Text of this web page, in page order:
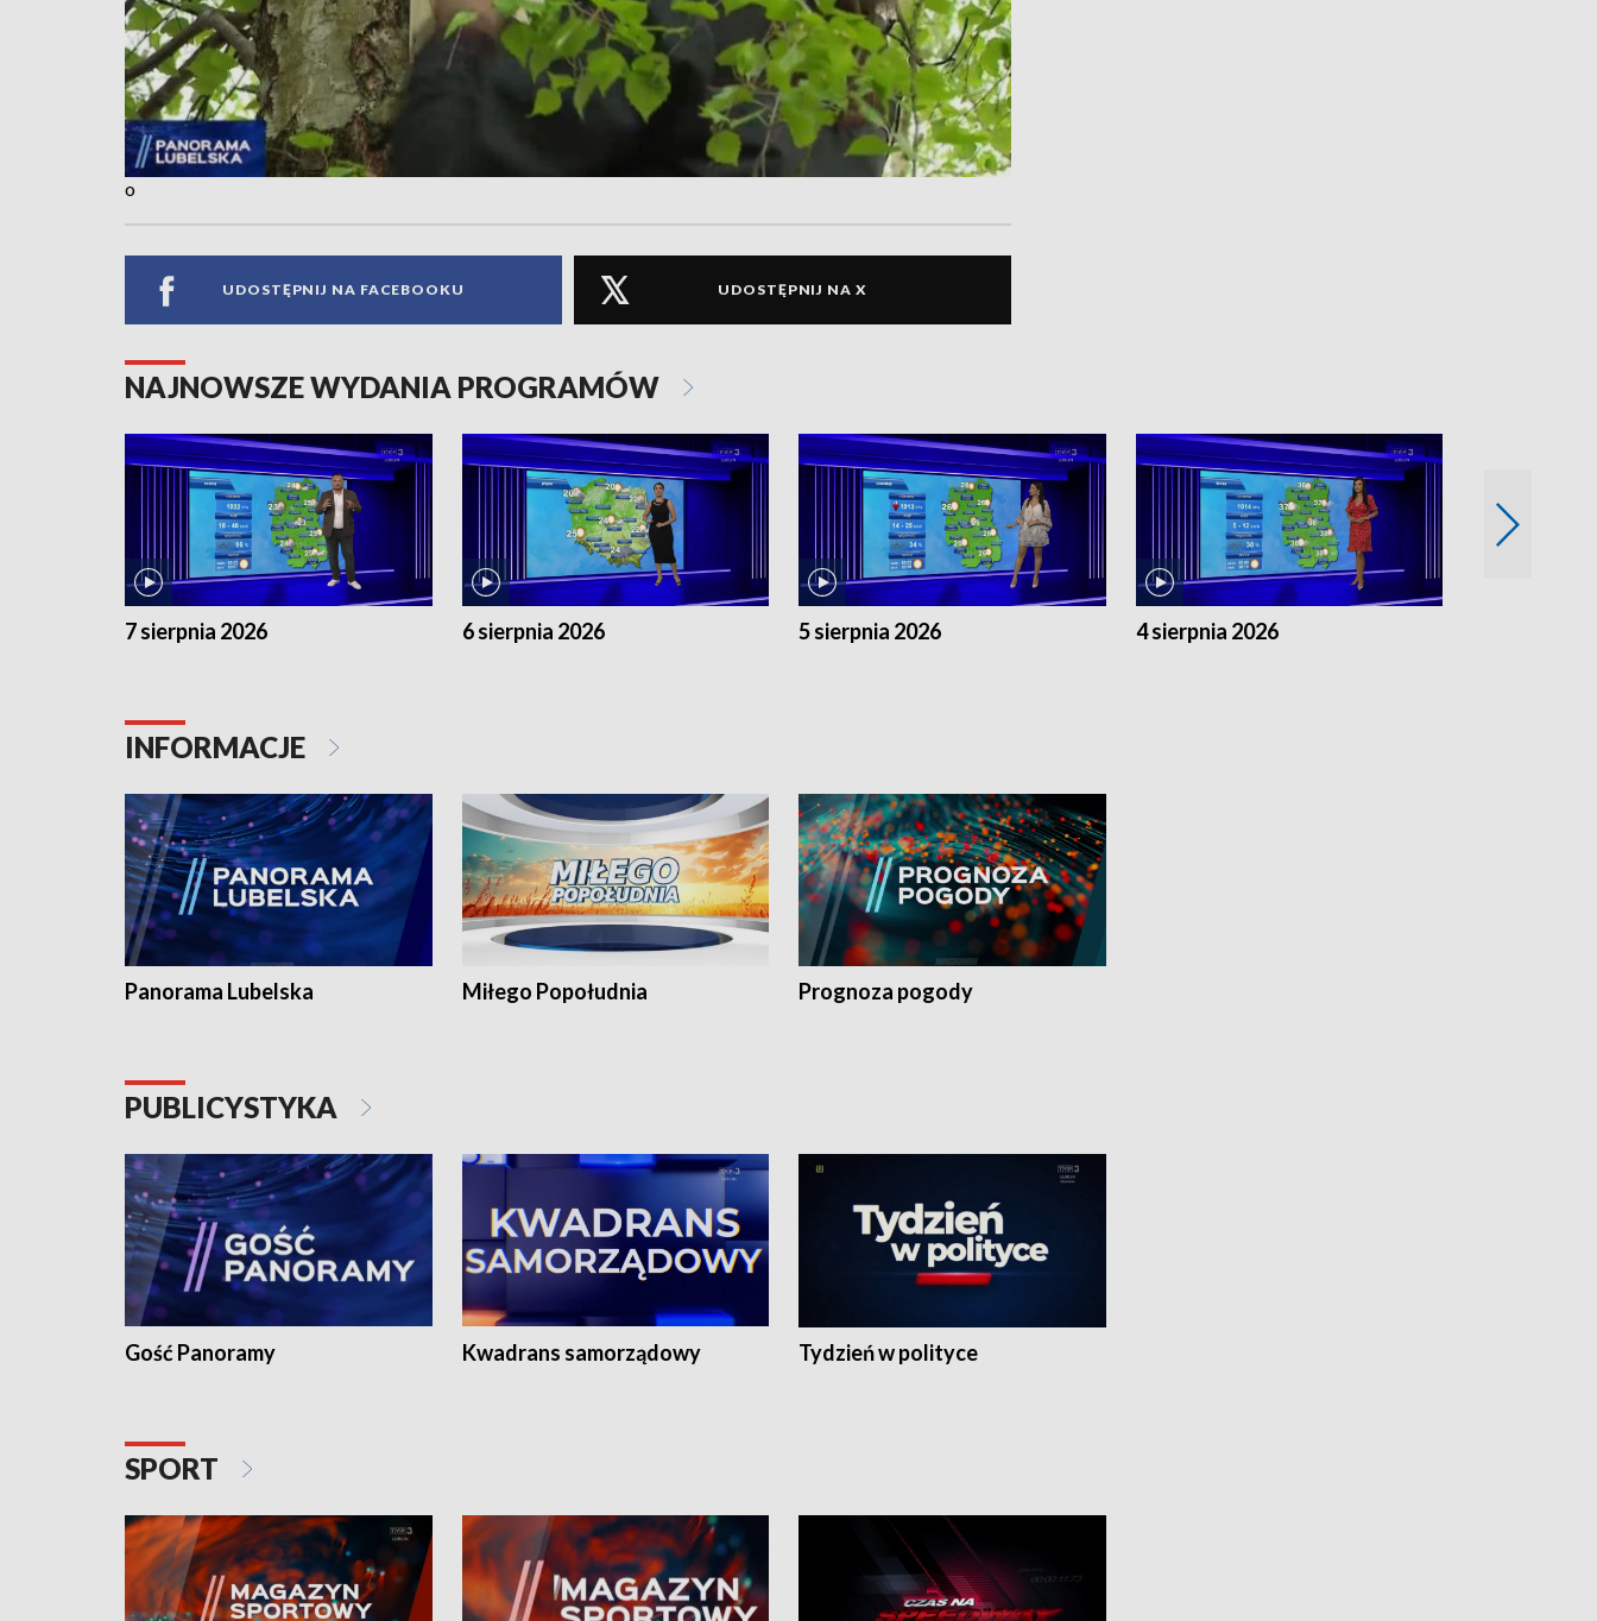
o
UDOSTĘPNIJ NA FACEBOOKU UDOSTĘPNIJ NA X
NAJNOWSZE WYDANIA PROGRAMÓW
7 sierpnia 2026 6 sierpnia 2026 5 sierpnia 2026 4 sierpnia 2026
INFORMACJE
Panorama Lubelska Miłego Popołudnia Prognoza pogody
PUBLICYSTYKA
Gość Panoramy Kwadrans samorządowy Tydzień w polityce
SPORT